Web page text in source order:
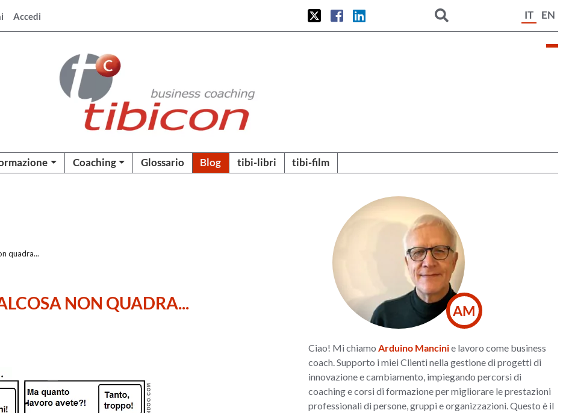
Accedi IT EN
Coaching Glossario Blog tibi-libri tibi-film
quadra...
NON QUADRA... AM
Ciao! Mi chiamo Arduino Mancinie lavoro come business
coach. Supporto i miei Clienti nella gestione di progetti di
innovazione e cambiamento, impiegando percorsi di
coaching e corsi di formazione per migliorare le prestazioni
professionali di persone, gruppi e organizzazioni. Questo è il